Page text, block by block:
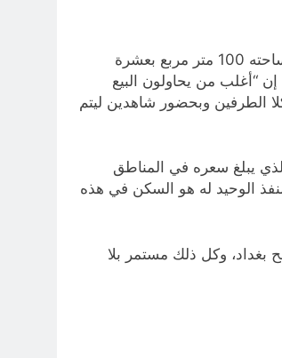
ولا ينتهي الأمر عند سكن الناس فقط، بل هناك البيع والشراء والتأجير لهذه المساكن بالرغم من عدم شرعيتها كعقار، فبعضهم يبيع منزل مساحته 100 متر مربع بعشرة
للدلالية، يقول لـ (الصباح) إن “أغلب من يحاولون البيع
الطرفين وبحضور شاهدين ليتم
يبلغ سعره في المناطق
بدل إيجار، يكون المنفذ الوحيد له هو السكن في هذه
بغداد، وكل ذلك مستمر بلا